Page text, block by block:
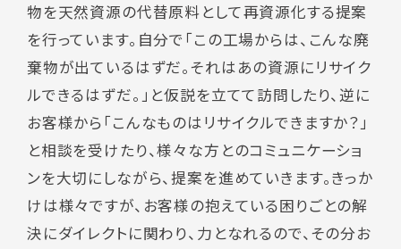
物を天然資源の代替原料として再資源化する提案
を行っています。自分で「この工場からは、こんな廃
棄物が出ているはずだ。それはあの資源にリサイク
ルできるはずだ。」と仮説を立てて訪問したり、逆に
お客様から「こんなものはリサイクルできますか？」
と相談を受けたり、様々な方とのコミュニケーショ
ンを大切にしながら、提案を進めていきます。きっか
けは様々ですが、お客様の抱えている困りごとの解
決にダイレクトに関わり、力となれるので、その分お